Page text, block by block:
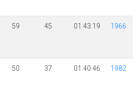
59 45 01:43:19 1966
50 37 01:40:46 1982